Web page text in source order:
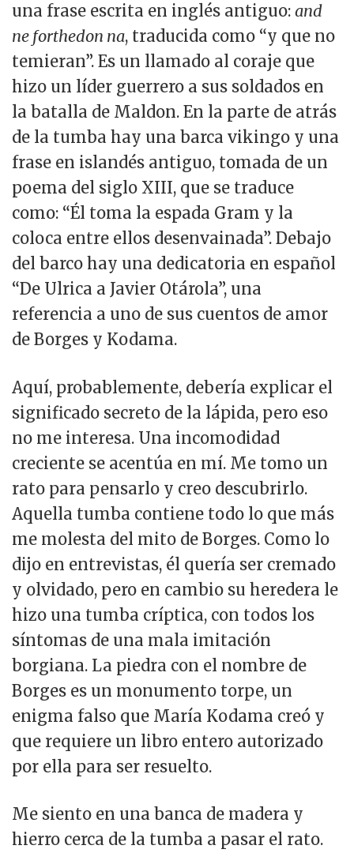
una frase escrita en inglés antiguo: and
ne forthedon na, traducida como “y que no
temieran”. Es un llamado al coraje que
hizo un líder guerrero a sus soldados en
la batalla de Maldon. En la parte de atrás
de la tumba hay una barca vikingo y una
frase en islandés antiguo, tomada de un
poema del siglo XIII, que se traduce
como: “Él toma la espada Gram y la
coloca entre ellos desenvainada”. Debajo
del barco hay una dedicatoria en español
“De Ulrica a Javier Otárola”, una
referencia a uno de sus cuentos de amor
de Borges y Kodama.
Aquí, probablemente, debería explicar el
significado secreto de la lápida, pero eso
no me interesa. Una incomodidad
creciente se acentúa en mí. Me tomo un
rato para pensarlo y creo descubrirlo.
Aquella tumba contiene todo lo que más
me molesta del mito de Borges. Como lo
dijo en entrevistas, él quería ser cremado
y olvidado, pero en cambio su heredera le
hizo una tumba críptica, con todos los
síntomas de una mala imitación
borgiana. La piedra con el nombre de
Borges es un monumento torpe, un
enigma falso que María Kodama creó y
que requiere un libro entero autorizado
por ella para ser resuelto.
Me siento en una banca de madera y
hierro cerca de la tumba a pasar el rato.